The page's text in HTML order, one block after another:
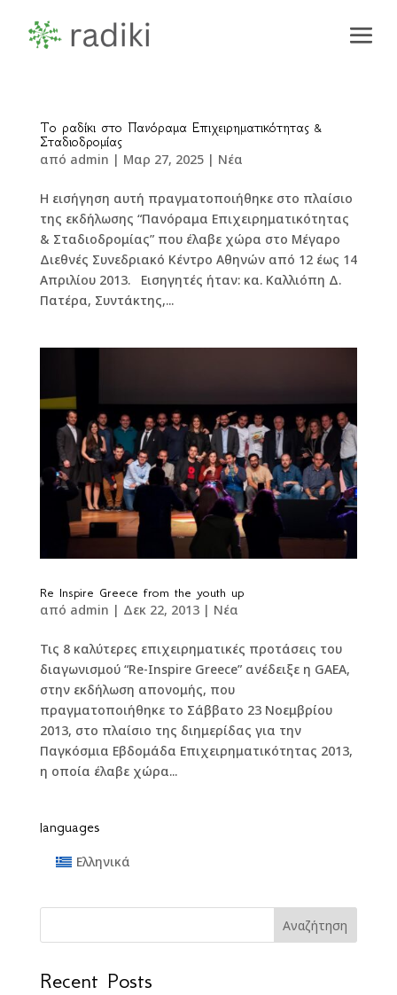
Το ραδίκι στο Πανόραμα Επιχειρηματικότητας &
Σταδιοδρομίας
από admin | Μαρ 27, 2025| Νέα
Η εισήγηση αυτή πραγματοποιήθηκε στο πλαίσιο
της εκδήλωσης “Πανόραμα Επιχειρηματικότητας
& Σταδιοδρομίας” που έλαβε χώρα στο Μέγαρο
Διεθνές Συνεδριακό Κέντρο Αθηνών από 12 έως 14
Απριλίου 2013. Εισηγητές ήταν: κα. Καλλιόπη Δ.
Πατέρα, Συντάκτης,...
Re Inspire Greece from the youth up
από admin | Δεκ 22, 2013| Νέα
Τις 8 καλύτερες επιχειρηματικές προτάσεις του
διαγωνισμού “Re-Inspire Greece” ανέδειξε η GAEA,
στην εκδήλωση απονομής, που
πραγματοποιήθηκε το Σάββατο 23 Νοεμβρίου
2013, στο πλαίσιο της διημερίδας για την
Παγκόσμια Εβδομάδα Επιχειρηματικότητας 2013,
η οποία έλαβε χώρα...
languages
Ελληνικά
Αναζήτηση
Recent Posts